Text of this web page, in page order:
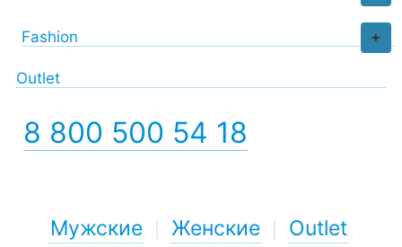
+
Fashion
Outlet
8 800 500 54 18
Мужские Женские Outlet